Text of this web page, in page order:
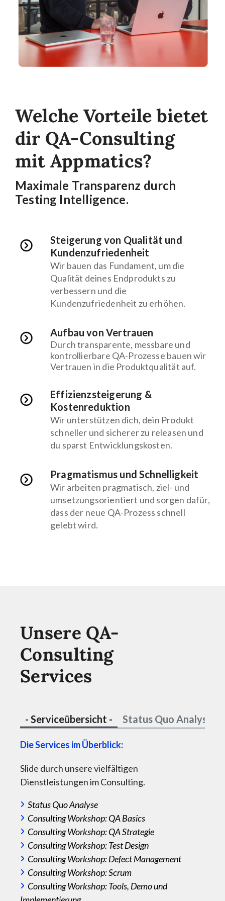
Welche Vorteile bietet
dir QA-Consulting
mit Appmatics?
Maximale Transparenz durch
Testing Intelligence.
Steigerung von Qualität und
Kundenzufriedenheit
Wir bauen das Fundament, um die
Qualität deines Endprodukts zu
verbessern und die
Kundenzufriedenheit zu erhöhen.
Aufbau von Vertrauen
Durch transparente, messbare und
kontrollierbare QA-Prozesse bauen wir
Vertrauen in die Produktqualität auf.​
Effizienzsteigerung &
Kostenreduktion
Wir unterstützen dich, dein Produkt
schneller und sicherer zu releasen und
du sparst Entwicklungskosten​.
Pragmatismus und Schnelligkeit
Wir arbeiten pragmatisch, ziel- und
umsetzungsorientiert und sorgen dafür,
dass der neue QA-Prozess schnell
gelebt wird.
Unsere QA-
Consulting
Services
- Serviceübersicht - Status Quo Analyse
Die Services im Überblick:
Slide durch unsere vielfältigen
Dienstleistungen im Consulting.
Status Quo Analyse
Consulting Workshop: QA Basics
Consulting Workshop: QA Strategie
Consulting Workshop: Test Design
Consulting Workshop: Defect Management
Consulting Workshop: Scrum
Consulting Workshop: Tools, Demo und